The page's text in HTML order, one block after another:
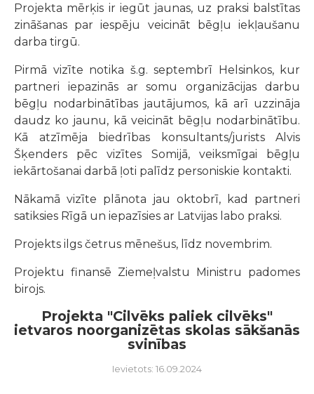
Projekta mērķis ir iegūt jaunas, uz praksi balstītas
zināšanas par iespēju veicināt bēgļu iekļaušanu
darba tirgū.
Pirmā vizīte notika š.g. septembrī Helsinkos, kur
partneri iepazinās ar somu organizācijas darbu
bēgļu nodarbinātības jautājumos, kā arī uzzināja
daudz ko jaunu, kā veicināt bēgļu nodarbinātību.
Kā atzīmēja biedrības konsultants/jurists Alvis
Šķenders pēc vizītes Somijā, veiksmīgai bēgļu
iekārtošanai darbā ļoti palīdz personiskie kontakti.
Nākamā vizīte plānota jau oktobrī, kad partneri
satiksies Rīgā un iepazīsies ar Latvijas labo praksi.
Projekts ilgs četrus mēnešus, līdz novembrim.
Projektu finansē Ziemeļvalstu Ministru padomes
birojs.
Projekta "Cilvēks paliek cilvēks"
ietvaros noorganizētas skolas sākšanās
svinības
Ievietots: 16.09.2024